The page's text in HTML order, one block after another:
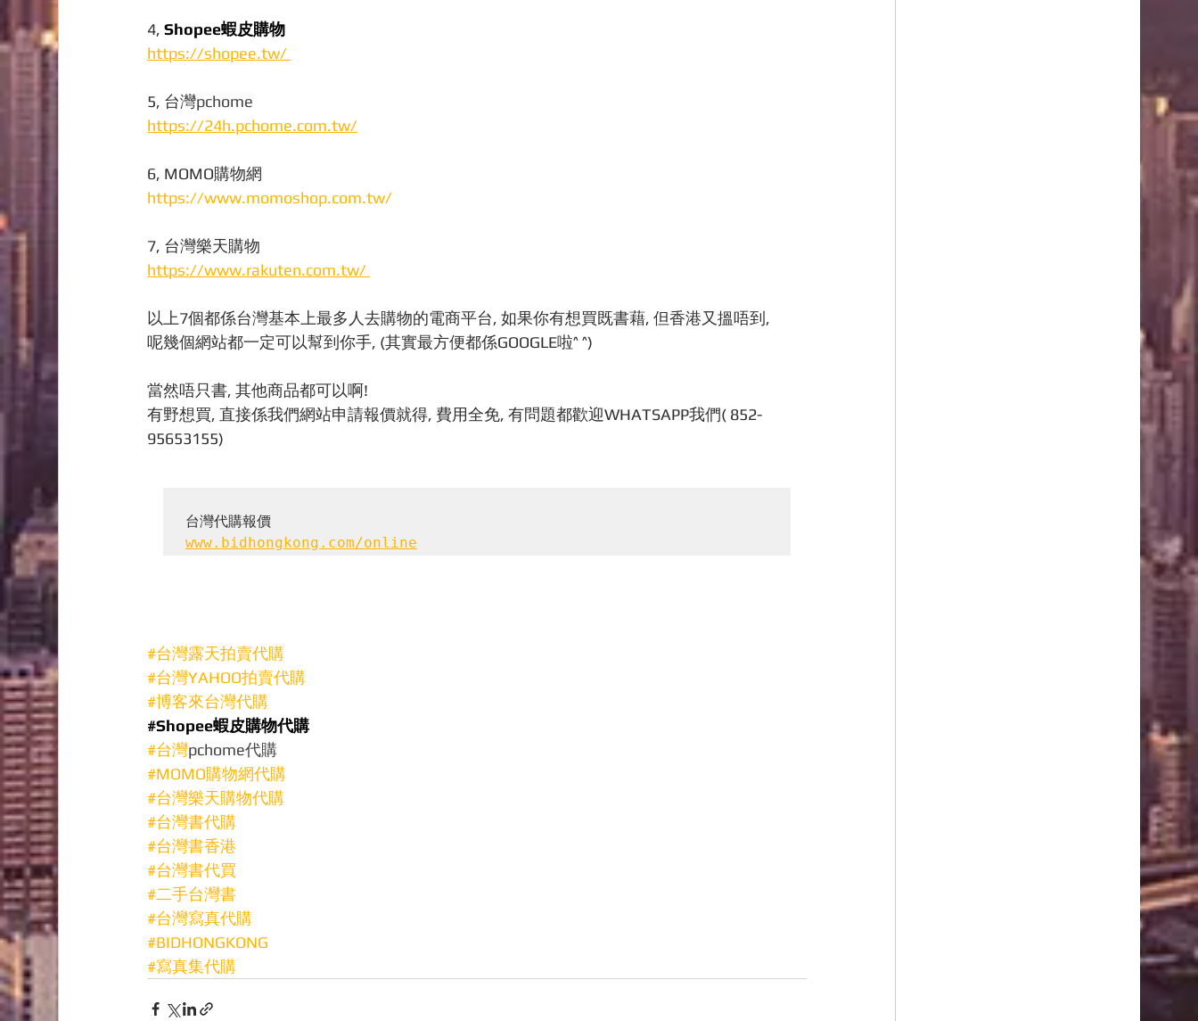
4, Shopee蝦皮購物
https://shopee.tw/
5, 台灣pchome
https://24h.pchome.com.tw/
6, MOMO購物網
https://www.momoshop.com.tw/
7, 台灣樂天購物
https://www.rakuten.com.tw/
以上7個都係台灣基本上最多人去購物的電商平台, 如果你有想買既書藉, 但香港又搵唔到,
呢幾個網站都一定可以幫到你手, (其實最方便都係GOOGLE啦^ ^)
當然唔只書, 其他商品都可以啊!
有野想買, 直接係我們網站申請報價就得, 費用全免, 有問題都歡迎WHATSAPP我們( 852-
95653155)
www.bidhongkong.com/online
#台灣露天拍賣代購
#台灣YAHOO拍賣代購
#博客來台灣代購
#Shopee蝦皮購物代購
#台灣pchome代購
#MOMO購物網代購
#台灣樂天購物代購
#台灣書代購
#台灣書香港
#台灣書代買
#二手台灣書
#台灣寫真代購
#BIDHONGKONG
#寫真集代購